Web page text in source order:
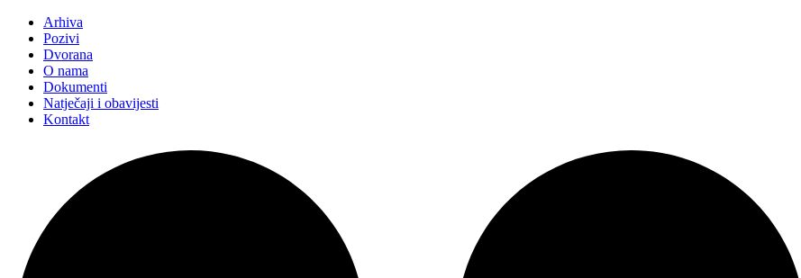
Arhiva
Pozivi
Dvorana
O nama
Dokumenti
Natječaji i obavijesti
Kontakt